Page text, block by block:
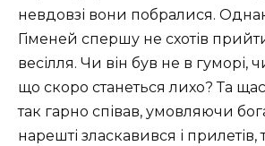
невдовзі вони побралися.
Гіменей спершу не схотів
весілля. Чи він був не в гуморі,
що скоро станеться лихо? Та
так гарно співав, умовляючи
нарешті зласкавився і